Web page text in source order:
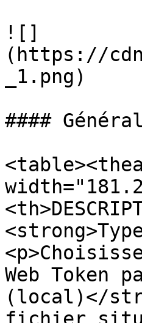
![]
(https://
_1.png)
#### Général
Web Token
(local)</